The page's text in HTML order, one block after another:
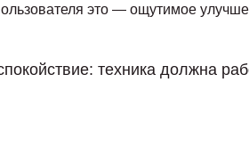
это — ощутимое
техника должна